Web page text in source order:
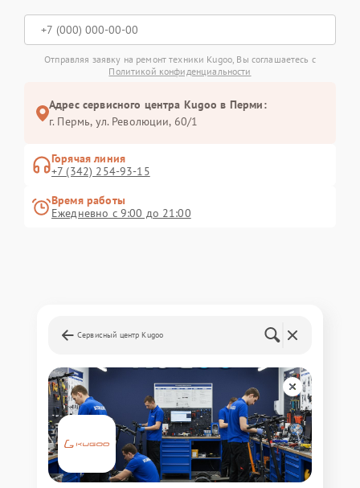
Отправляя заявку на ремонт техники Kugoo, Вы соглашаетесь с
Политикой конфиденциальности
Адрес сервисного центра Kugoo в Перми:
г. Пермь, ул. ​Революции, 60/1
Горячая линия
+7 (342) 254-93-15
Время работы
Ежедневно с 9:00 до 21:00
Сервисный центр Kugoo